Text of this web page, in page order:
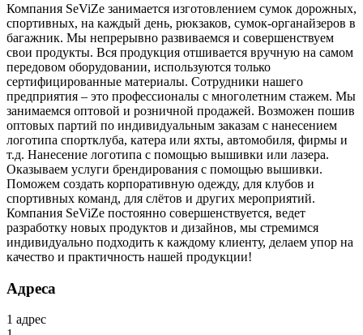
Компания SeViZe занимается изготовлением сумок дорожных,
спортивных, на каждый день, рюкзаков, сумок-органайзеров в
багажник. Мы непрерывно развиваемся и совершенствуем
свои продукты. Вся продукция отшивается вручную на самом
передовом оборудовании, используются только
сертифицированные материалы. Сотрудники нашего
предприятия – это профессионалы с многолетним стажем. Мы
занимаемся оптовой и розничной продажей. Возможен пошив
оптовых партий по индивидуальным заказам с нанесением
логотипа спортклуба, катера или яхты, автомобиля, фирмы и
т.д. Нанесение логотипа с помощью вышивки или лазера.
Оказываем услуги брендирования с помощью вышивки.
Поможем создать корпоративную одежду, для клубов и
спортивных команд, для слётов и других мероприятий.
Компания SeViZe постоянно совершенствуется, ведет
разработку новых продуктов и дизайнов, мы стремимся
индивидуально подходить к каждому клиенту, делаем упор на
качество и практичность нашей продукции!
Адреса
1 адрес